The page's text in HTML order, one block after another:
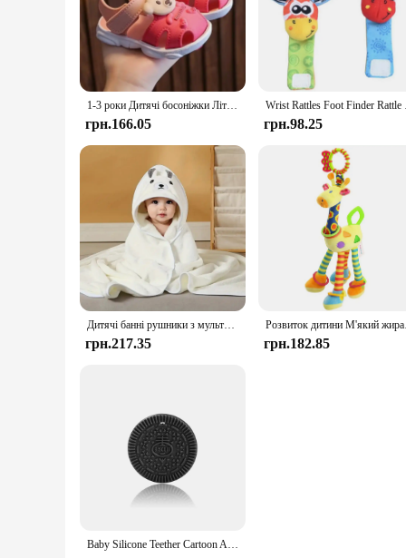
1-3 роки Дитячі босоніжки Літнє маленьке дитяче пляжне взуття для дитини Швидко сохне Малюки Хлопчики Дівчата Милі босоніжки Коричневий, Рожевий, Червоний, Синій
грн.166.05
Wrist
грн.98.25
Дитячі банні рушники з мультяшними тваринами М'який рушник для новонароджених з капюшоном Ковдра Дитячий халат Тепле сповивання для сну для хлопчиків і дівчаток
грн.217.35
Розвиток
грн.182.85
Baby Silicone Teether Cartoon Animal BPA Free Rodents Teething Necklace Food Grade Infant Chewable Toys